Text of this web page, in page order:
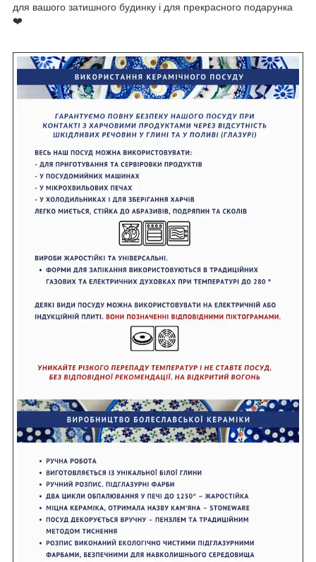
для вашого затишного будинку і для прекрасного подарунка
❤️